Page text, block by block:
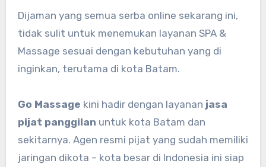
Dijaman yang semua serba online sekarang ini,
tidak sulit untuk menemukan layanan SPA &
Massage sesuai dengan kebutuhan yang di
inginkan, terutama di kota Batam.
Go Massage kini hadir dengan layanan jasa
pijat panggilan untuk kota Batam dan
sekitarnya. Agen resmi pijat yang sudah memiliki
jaringan dikota – kota besar di Indonesia ini siap